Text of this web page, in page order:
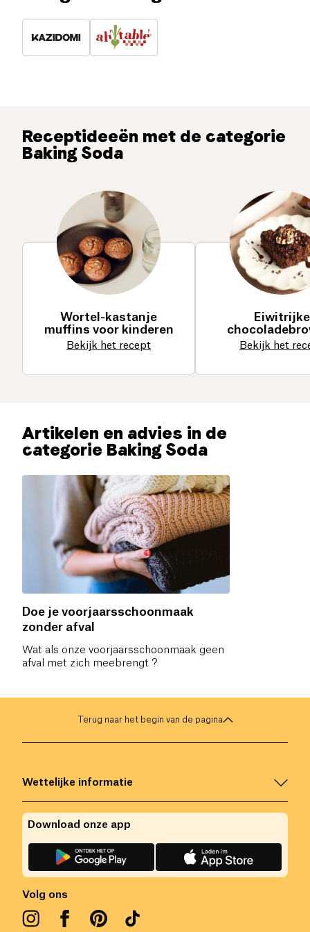
Receptideeën met de categorie
Baking Soda
Wortel-kastanje
muffins voor kinderen
Bekijk het recept
Eiwitrijke
Bekijk het
Artikelen en advies in de
categorie Baking Soda
Doe je voorjaarsschoonmaak
zonder afval
Wat als onze voorjaarsschoonmaak geen
afval met zich meebrengt ?
Terug naar het begin van de pagina
Wettelijke informatie
Volg ons
Download onze app